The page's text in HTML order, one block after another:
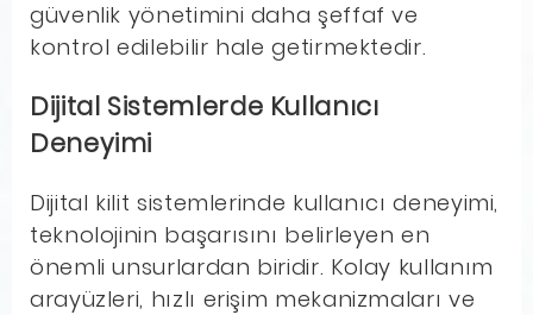
güvenlik yönetimini daha şeffaf ve
kontrol edilebilir hale getirmektedir.
Dijital Sistemlerde Kullanıcı
Deneyimi
Dijital kilit sistemlerinde kullanıcı deneyimi,
teknolojinin başarısını belirleyen en
önemli unsurlardan biridir. Kolay kullanım
arayüzleri, hızlı erişim mekanizmaları ve